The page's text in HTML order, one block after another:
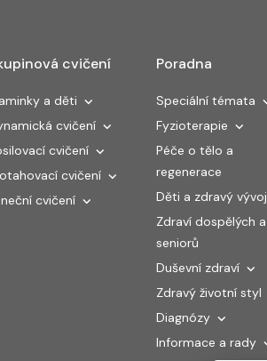
cvičení
a děti
cvičení
cvičení
cvičení
cvičení
Poradna
Speciální témata
Fyzioterapie
Péče o tělo a
regenerace
Děti a zdravý vývoj
Zdraví dospělých a
seniorů
Duševní zdraví
Zdravý životní styl
Diagnózy
Informace a rady